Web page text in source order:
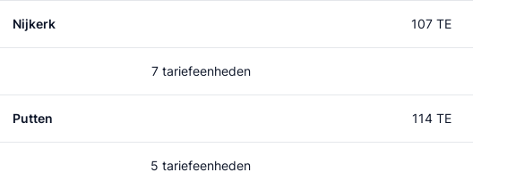
Nijkerk 107 TE
7 tariefeenheden
Putten 114 TE
5 tariefeenheden